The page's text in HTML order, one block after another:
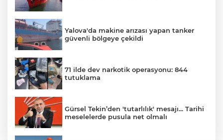
Yalova'da makine arızası yapan tanker
güvenli bölgeye çekildi
71 ilde dev narkotik operasyonu: 844
tutuklama
Gürsel Tekin’den 'tutarlılık' mesajı... Tarihi
meselelerde pusula net olmalı